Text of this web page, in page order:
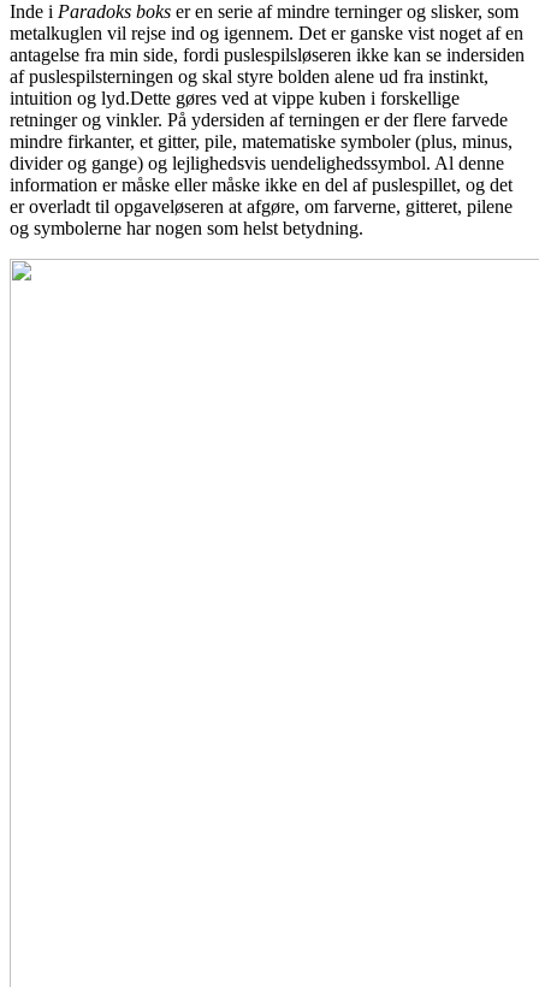
Inde i Paradoks boks er en serie af mindre terninger og slisker, som
metalkuglen vil rejse ind og igennem. Det er ganske vist noget af en
antagelse fra min side, fordi puslespilsløseren ikke kan se indersiden
af ​​puslespilsterningen og skal styre bolden alene ud fra instinkt,
intuition og lyd.Dette gøres ved at vippe kuben i forskellige
retninger og vinkler. På ydersiden af ​​terningen er der flere farvede
mindre firkanter, et gitter, pile, matematiske symboler (plus, minus,
divider og gange) og lejlighedsvis uendelighedssymbol. Al denne
information er måske eller måske ikke en del af puslespillet, og det
er overladt til opgaveløseren at afgøre, om farverne, gitteret, pilene
og symbolerne har nogen som helst betydning.